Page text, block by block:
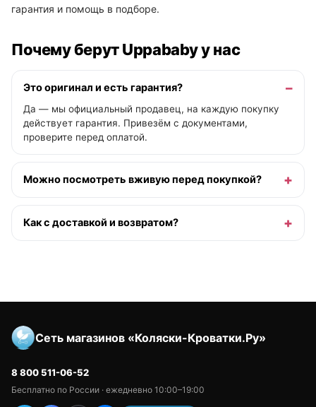
гарантия и помощь в подборе.
Почему берут Uppababy у нас
Это оригинал и есть гарантия?
Да — мы официальный продавец, на каждую покупку
действует гарантия. Привезём с документами,
проверите перед оплатой.
Можно посмотреть вживую перед покупкой?
Как с доставкой и возвратом?
Сеть магазинов «Коляски-Кроватки.Ру»
8 800 511-06-52
Бесплатно по России · ежедневно 10:00–19:00